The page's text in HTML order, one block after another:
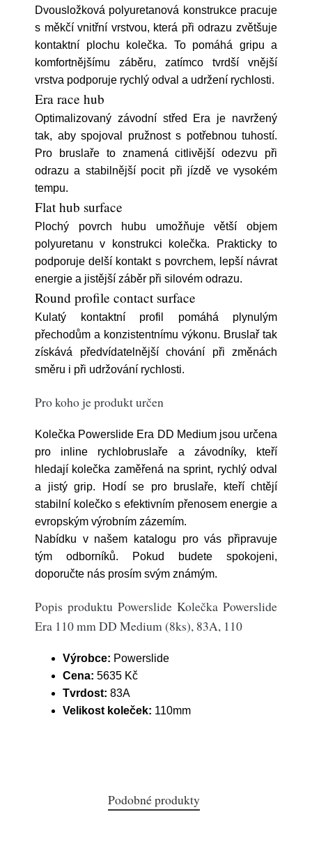
Dvousložková polyuretanová konstrukce pracuje
s měkčí vnitřní vrstvou, která při odrazu zvětšuje
kontaktní plochu kolečka. To pomáhá gripu a
komfortnějšímu záběru, zatímco tvrdší vnější
vrstva podporuje rychlý odval a udržení rychlosti.
Era race hub
Optimalizovaný závodní střed Era je navržený
tak, aby spojoval pružnost s potřebnou tuhostí.
Pro bruslaře to znamená citlivější odezvu při
odrazu a stabilnější pocit při jízdě ve vysokém
tempu.
Flat hub surface
Plochý povrch hubu umožňuje větší objem
polyuretanu v konstrukci kolečka. Prakticky to
podporuje delší kontakt s povrchem, lepší návrat
energie a jistější záběr při silovém odrazu.
Round profile contact surface
Kulatý kontaktní profil pomáhá plynulým
přechodům a konzistentnímu výkonu. Bruslař tak
získává předvídatelnější chování při změnách
směru i při udržování rychlosti.
Pro koho je produkt určen
Kolečka Powerslide Era DD Medium jsou určena
pro inline rychlobruslaře a závodníky, kteří
hledají kolečka zaměřená na sprint, rychlý odval
a jistý grip. Hodí se pro bruslaře, kteří chtějí
stabilní kolečko s efektivním přenosem energie a
evropským výrobním zázemím.
Nabídku v našem katalogu pro vás připravuje
tým odborníků. Pokud budete spokojeni,
doporučte nás prosím svým známým.
Popis produktu Powerslide Kolečka Powerslide
Era 110 mm DD Medium (8ks), 83A, 110
Výrobce: Powerslide
Cena: 5635 Kč
Tvrdost: 83A
Velikost koleček: 110mm
Podobné produkty